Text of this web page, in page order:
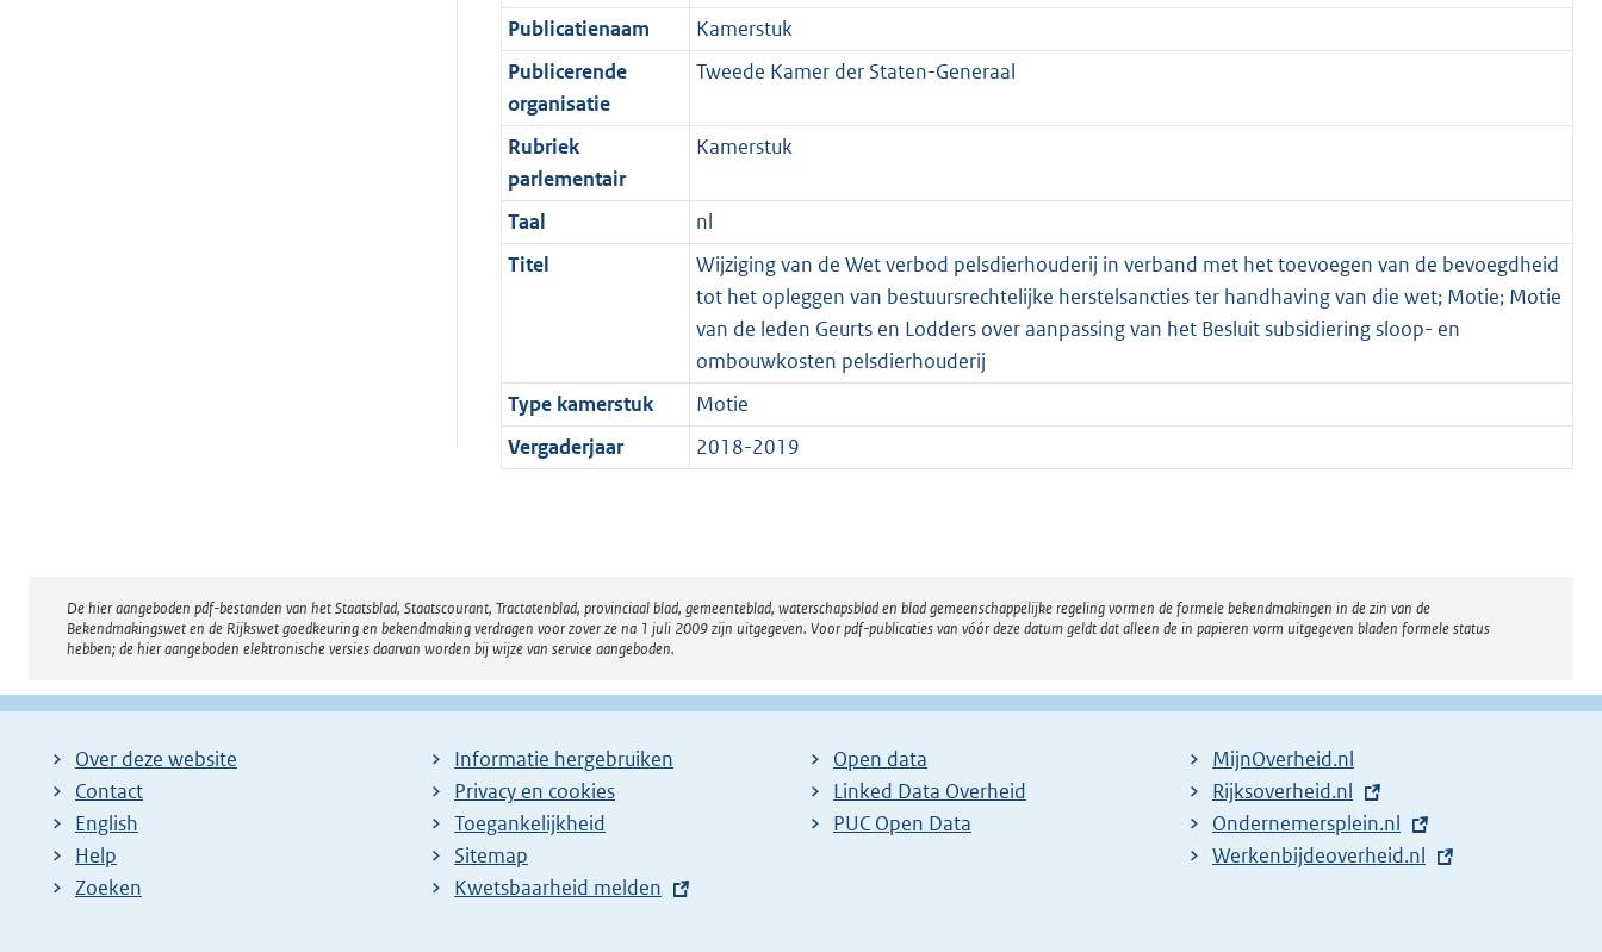
Publicatienaam
Kamerstuk
Publicerende
organisatie
Tweede Kamer der Staten-Generaal
Rubriek
parlementair
Kamerstuk
Taal
nl
Titel
Wijziging van de Wet verbod pelsdierhouderij in verband met het toevoegen van de bevoegdheid
tot het opleggen van bestuursrechtelijke herstelsancties ter handhaving van die wet; Motie; Motie
van de leden Geurts en Lodders over aanpassing van het Besluit subsidiering sloop- en
ombouwkosten pelsdierhouderij
Type kamerstuk
Motie
Vergaderjaar
2018-2019
Disclaimer
De hier aangeboden pdf-bestanden van het Staatsblad, Staatscourant, Tractatenblad, provinciaal blad, gemeenteblad, waterschapsblad en blad gemeenschappelijke regeling vormen de formele bekendmakingen in de zin van de
Bekendmakingswet en de Rijkswet goedkeuring en bekendmaking verdragen voor zover ze na 1 juli 2009 zijn uitgegeven. Voor pdf-publicaties van vóór deze datum geldt dat alleen de in papieren vorm uitgegeven bladen formele status
hebben; de hier aangeboden elektronische versies daarvan worden bij wijze van service aangeboden.
Over deze website
Contact
English
Help
Zoeken
Informatie hergebruiken
Privacy en cookies
Toegankelijkheid
Sitemap
E
Kwetsbaarheid melden
Open data
Linked Data Overheid
PUC Open Data
MijnOverheid.nl
E
x
t
Rijksoverheid.nl
E
x
Ondernemersplein.nl
E
Werkenbijdeoverheid.nl